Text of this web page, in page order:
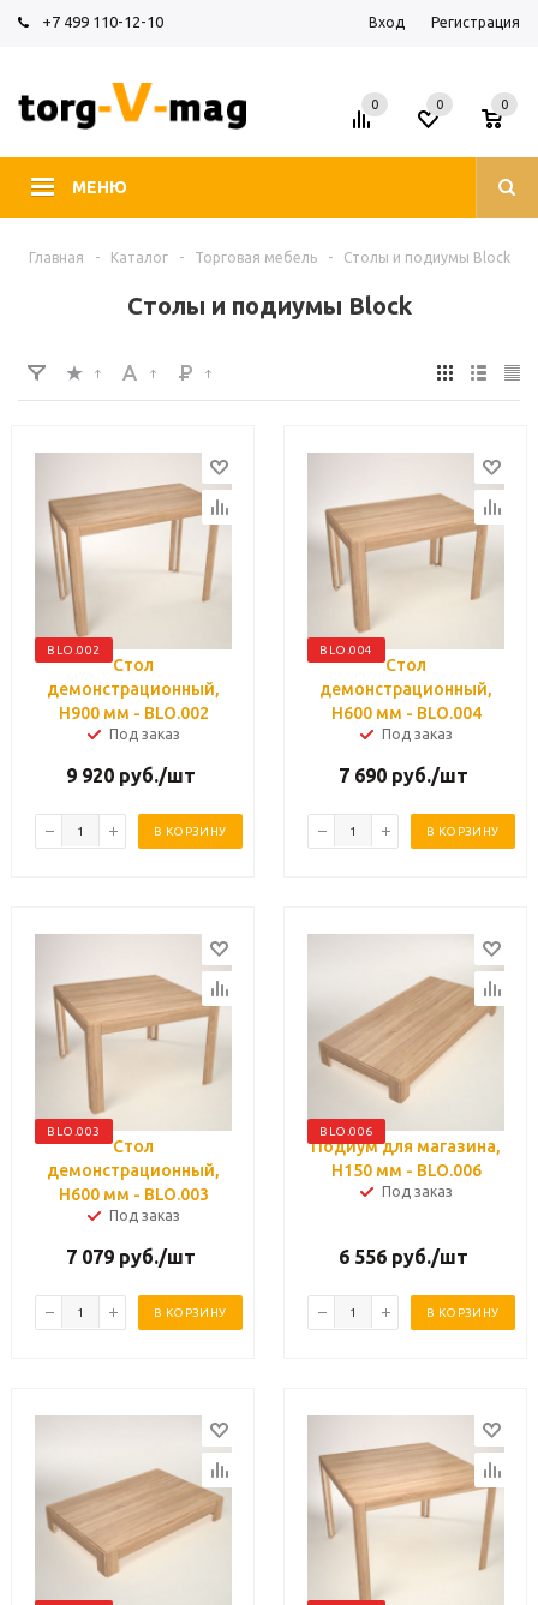
+7 499 110-12-10 Вход Регистрация
МЕНЮ
0 0
0
Главная - Каталог - Торговая мебель - Столы и подиумы Block
Столы и подиумы Block
BLO.002
Стол
демонстрационный,
H900 мм - BLO.002
Под заказ
9 920 руб./шт
В КОРЗИНУ
BLO.004
Стол
демонстрационный,
H600 мм - BLO.004
Под заказ
7 690 руб./шт
В КОРЗИНУ
BLO.003
Стол
демонстрационный,
H600 мм - BLO.003
Под заказ
7 079 руб./шт
В КОРЗИНУ
BLO.006
Подиум для магазина,
H150 мм - BLO.006
Под заказ
6 556 руб./шт
В КОРЗИНУ